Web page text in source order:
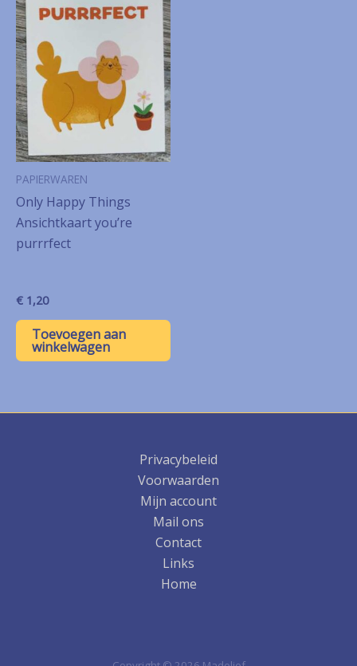
PAPIERWAREN
Only Happy Things
Ansichtkaart you’re
purrrfect
€ 1,20
Toevoegen aan
winkelwagen
Privacybeleid
Voorwaarden
Mijn account
Mail ons
Contact
Links
Home